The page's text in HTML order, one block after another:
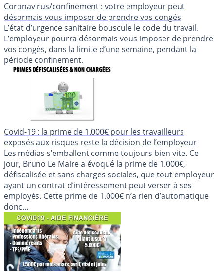
Coronavirus/confinement : votre employeur peut
désormais vous imposer de prendre vos congés
L’état d’urgence sanitaire bouscule le code du travail.
L’employeur pourra désormais vous imposer de prendre
vos congés, dans la limite d’une semaine, pendant la
période confinement.
Covid-19 : la prime de 1.000€ pour les travailleurs
exposés aux risques reste la décision de l’employeur
Les médias s’emballent comme toujours bien vite. Ce
jour, Bruno Le Maire a évoqué la prime de 1.000€,
défiscalisée et sans charges sociales, que tout employeur
ayant un contrat d’intéressement peut verser à ses
employés. Cette prime de 1.000€ n’a rien d’automatique
donc...